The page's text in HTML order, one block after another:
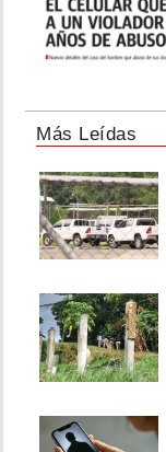
Más Leídas